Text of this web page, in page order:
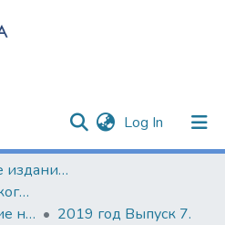
Log In (current)
Периодические издания БарГУ
Вестник Барановичского государственного университета
Серия Педагогические науки. Психологические науки. Филологические науки (литературоведение)
2019 год Выпуск 7.